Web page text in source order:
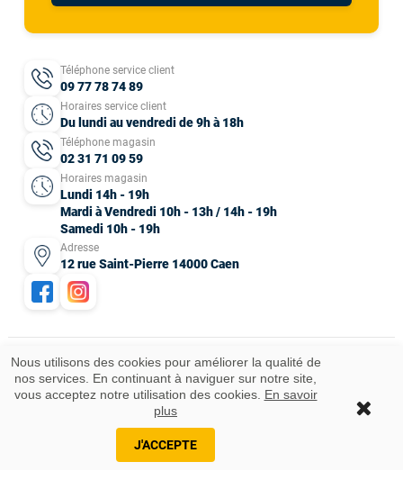
Ajouter au panier
Téléphone service client
09 77 78 74 89
Horaires service client
Du lundi au vendredi de 9h à 18h
Téléphone magasin
02 31 71 09 59
Horaires magasin
Lundi 14h - 19h
Mardi à Vendredi 10h - 13h / 14h - 19h
Samedi 10h - 19h
Adresse
12 rue Saint-Pierre 14000 Caen
Nous utilisons des cookies pour améliorer la qualité de
nos services. En continuant à naviguer sur notre site,
vous acceptez notre utilisation des cookies. En savoir
plus
J'ACCEPTE
Mentions légales CGV Données personnelles